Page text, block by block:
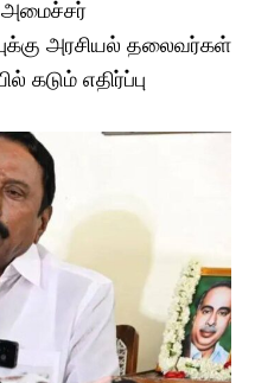
அமைச்சர்
அரசியல் தலைவர்கள்
கடும் எதிர்ப்பு